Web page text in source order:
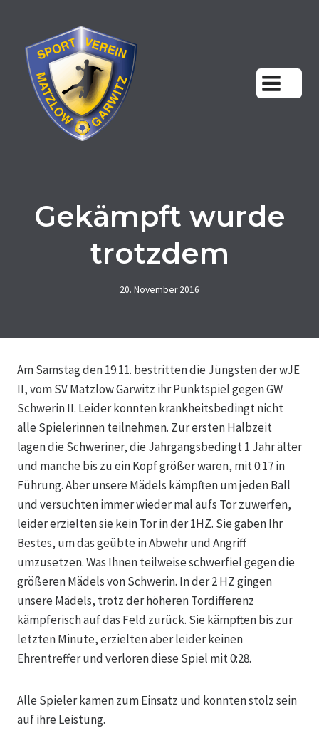
springen
Gekämpft wurde
trotzdem
20. November 2016
Am Samstag den 19.11. bestritten die Jüngsten der wJE
II, vom SV Matzlow Garwitz ihr Punktspiel gegen GW
Schwerin II. Leider konnten krankheitsbedingt nicht
alle Spielerinnen teilnehmen. Zur ersten Halbzeit
lagen die Schweriner, die Jahrgangsbedingt 1 Jahr älter
und manche bis zu ein Kopf größer waren, mit 0:17 in
Führung.Aber unsere Mädels kämpften um jeden Ball
und versuchten immer wieder mal aufs Tor zuwerfen,
leider erzielten sie kein Tor in der 1HZ. Sie gaben Ihr
Bestes, um das geübte in Abwehr und Angriff
umzusetzen. Was Ihnen teilweise schwerfiel gegen die
größeren Mädels von Schwerin. In der 2 HZ gingen
unsere Mädels, trotz der höheren Tordifferenz
kämpferisch auf das Feld zurück. Sie kämpften bis zur
letzten Minute, erzielten aber leider keinen
Ehrentreffer und verloren diese Spiel mit 0:28.
Alle Spieler kamen zum Einsatz und konnten stolz sein
auf ihre Leistung.